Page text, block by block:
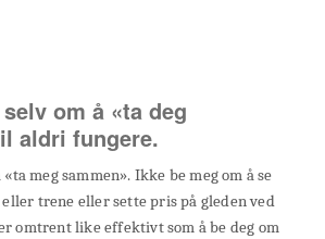
om å «ta deg
aldri fungere.
meg sammen». Ikke be meg om å se
eller trene eller sette pris på gleden ved
omtrent like effektivt som å be deg om